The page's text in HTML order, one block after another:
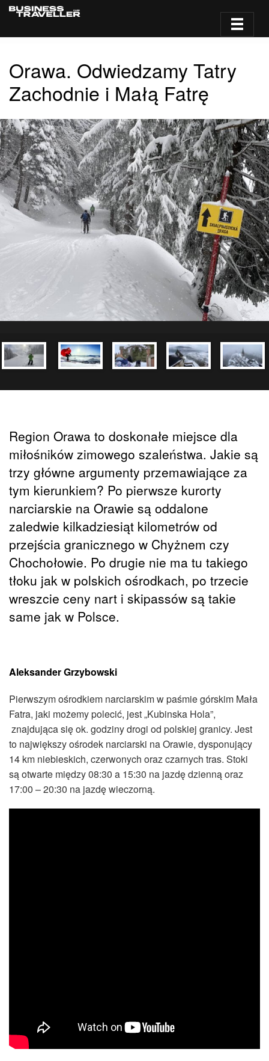
Orawa. Odwiedzamy Tatry
Zachodnie i Małą Fatrę
Region Orawa to doskonałe miejsce dla
miłośników zimowego szaleństwa. Jakie są
trzy główne argumenty przemawiające za
tym kierunkiem? Po pierwsze kurorty
narciarskie na Orawie są oddalone
zaledwie kilkadziesiąt kilometrów od
przejścia granicznego w Chyżnem czy
Chochołowie. Po drugie nie ma tu takiego
tłoku jak w polskich ośrodkach, po trzecie
wreszcie ceny nart i skipassów są takie
same jak w Polsce.
Aleksander Grzybowski
Pierwszym ośrodkiem narciarskim w paśmie górskim Mała
Fatra, jaki możemy polecić, jest „Kubinska Hola”,
znajdująca się ok. godziny drogi od polskiej granicy. Jest
to największy ośrodek narciarski na Orawie, dysponujący
14 km niebieskich, czerwonych oraz czarnych tras. Stoki
są otwarte między 08:30 a 15:30 na jazdę dzienną oraz
17:00 – 20:30 na jazdę wieczorną.